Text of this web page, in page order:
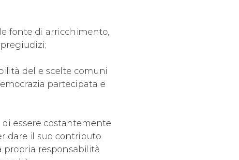
fonte di arricchimento,
delle scelte comuni
partecipata e
essere costantemente
dare il suo contributo
propria responsabilità